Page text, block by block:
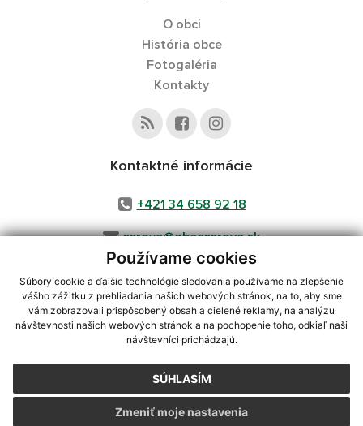
Používame cookies
Súbory cookie a ďalšie technológie sledovania používame na zlepšenie
vášho zážitku z prehliadania našich webových stránok, na to, aby sme
vám zobrazovali prispôsobený obsah a cielené reklamy, na analýzu
návštevnosti našich webových stránok a na pochopenie toho, odkiaľ naši
návštevníci prichádzajú.
SÚHLASÍM
Zmeniť moje nastavenia
O obci
História obce
Fotogaléria
Kontakty
Kontaktné informácie
+421 34 658 92 18
cerova@obeccerova.sk
využite možnosť získavania aktuálnych informácií s využitím RSS
CMS systém (redakčný) systém ECHELON 2,Mapa stránok,web portál
webex.digital, s.r.o.,domény,registrácia domény
Posledná aktualizácia:31.07.2026
Vytlačiť stránku|Vyhlásenie o prístupnosti